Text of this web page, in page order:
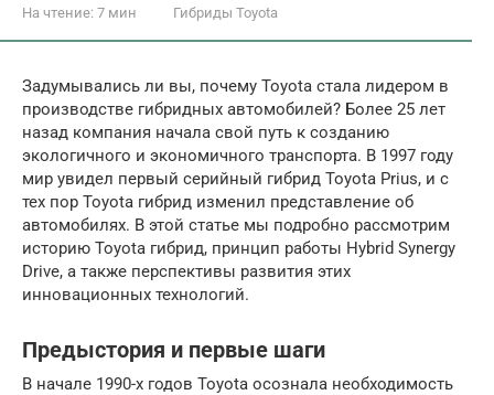
На чтение: 7 мин Гибриды Toyota
Задумывались ли вы, почему Toyota стала лидером в
производстве гибридных автомобилей? Более 25 лет
назад компания начала свой путь к созданию
экологичного и экономичного транспорта. В 1997 году
мир увидел первый серийный гибрид Toyota Prius, и с
тех пор Toyota гибрид изменил представление об
автомобилях. В этой статье мы подробно рассмотрим
историю Toyota гибрид, принцип работы Hybrid Synergy
Drive, а также перспективы развития этих
инновационных технологий.
Предыстория и первые шаги
В начале 1990-х годов Toyota осознала необходимость